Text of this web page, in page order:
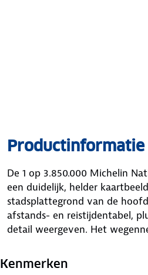
Productinformatie
De 1 op 3.850.000 Michelin
een duidelijk, helder
stadsplattegrond van de
afstands- en reistijdentabel,
detail weergeven. Het
Kenmerken